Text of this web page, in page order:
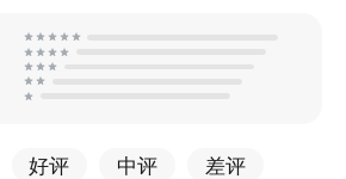
好评 中评 差评